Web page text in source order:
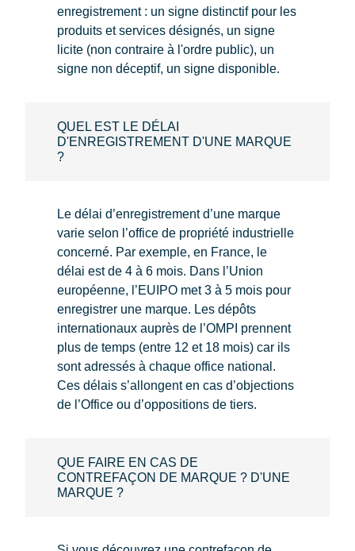
enregistrement : un signe distinctif pour les
produits et services désignés, un signe
licite (non contraire à l'ordre public), un
signe non déceptif, un signe disponible.
QUEL EST LE DÉLAI
D'ENREGISTREMENT D'UNE MARQUE
?
Le délai d’enregistrement d’une marque
varie selon l’office de propriété industrielle
concerné. Par exemple, en France, le
délai est de 4 à 6 mois. Dans l’Union
européenne, l’EUIPO met 3 à 5 mois pour
enregistrer une marque. Les dépôts
internationaux auprès de l’OMPI prennent
plus de temps (entre 12 et 18 mois) car ils
sont adressés à chaque office national.
Ces délais s’allongent en cas d’objections
de l’Office ou d’oppositions de tiers.
QUE FAIRE EN CAS DE
CONTREFAÇON DE MARQUE ? D'UNE
MARQUE ?